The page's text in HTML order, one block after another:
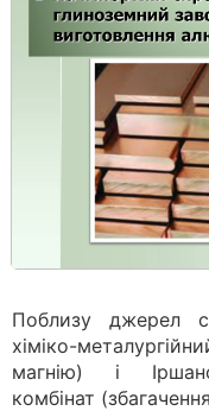
Поблизу джерел
хіміко-
магнію) і
комбінат